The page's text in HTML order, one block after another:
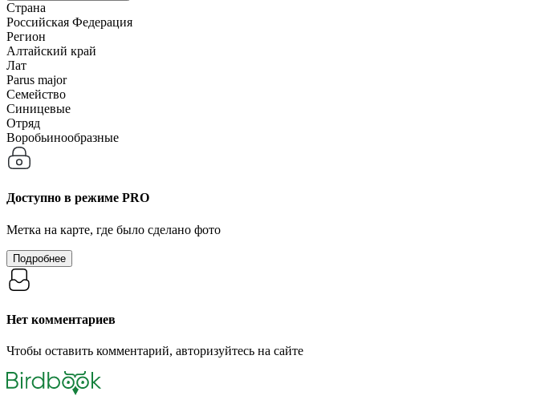
Страна
Российская Федерация
Регион
Алтайский край
Лат
Parus major
Семейство
Синицевые
Отряд
Воробьинообразные
Доступно в режиме PRO
Метка на карте, где было сделано фото
Подробнее
Нет комментариев
Чтобы оставить комментарий, авторизуйтесь на сайте